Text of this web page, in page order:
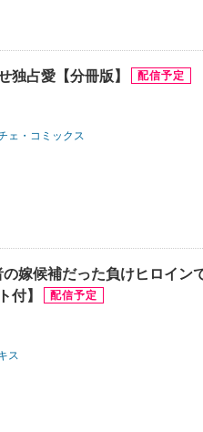
独占愛【分冊版】
ェ・コミックス
の嫁候補だった負けヒロイン
付】
ス